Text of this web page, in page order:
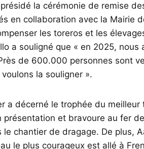
la cérémonie de remise
en collaboration avec la Mairie
les toreros et les
a souligné que « en 2025,
de 600.000 personnes sont
la souligner ».
a décerné le trophée du
présentation et bravoure au fer
chantier de dragage. De plus,
le plus courageux est allé à